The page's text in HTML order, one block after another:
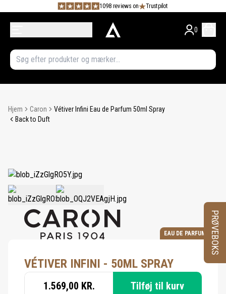
1098 reviews on Trustpilot
0
Hjem Caron
Vétiver Infini Eau de Parfum 50ml Spray
Back to Duft
EAU DE PARFUM
VÉTIVER INFINI - 50ML SPRAY
1.569,00 KR. Tilføj til kurv
PRØVEBOKS